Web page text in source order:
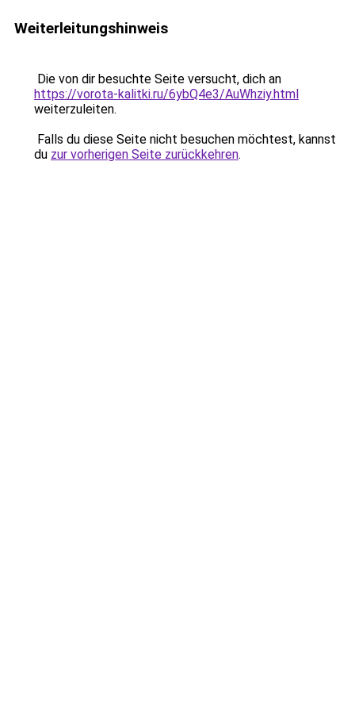
Weiterleitungshinweis
Die von dir besuchte Seite versucht, dich an
https://vorota-kalitki.ru/6ybQ4e3/AuWhziy.html
weiterzuleiten.
Falls du diese Seite nicht besuchen möchtest, kannst
du zur vorherigen Seite zurückkehren.